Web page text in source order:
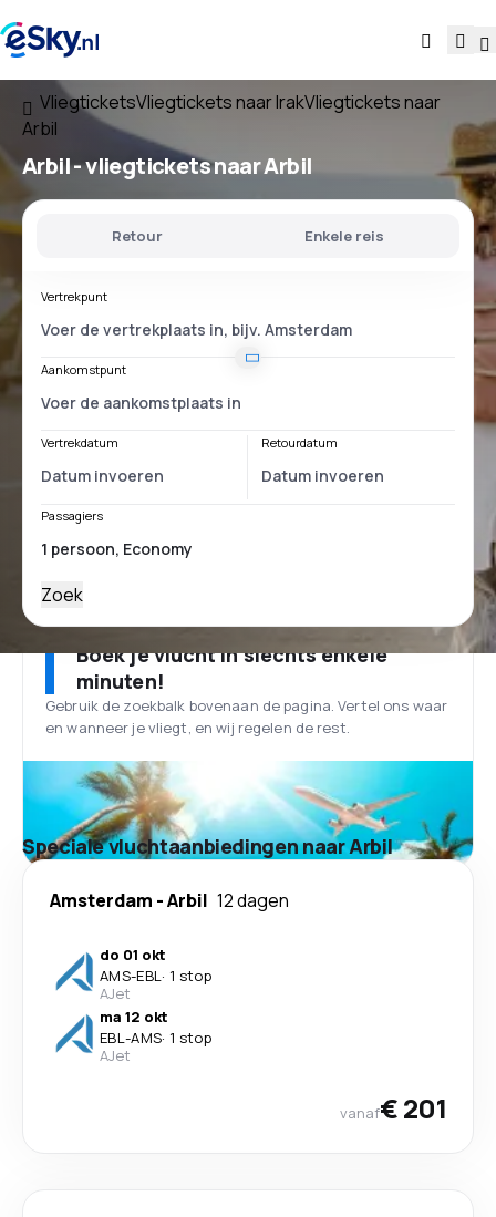
VliegticketsVliegtickets naar IrakVliegtickets naar
Arbil
Arbil - vliegtickets naar Arbil
Retour Enkele reis
Vertrekpunt
Aankomstpunt
Vertrekdatum Retourdatum
Passagiers
Zoek
Boek je vlucht in slechts enkele
minuten!
Gebruik de zoekbalk bovenaan de pagina. Vertel ons waar
en wanneer je vliegt, en wij regelen de rest.
Speciale vluchtaanbiedingen naar Arbil
Amsterdam -Arbil 12 dagen
do 01 okt
AMS-EBL· 1 stop
AJet
ma 12 okt
EBL-AMS· 1 stop
AJet
vanaf€ 201